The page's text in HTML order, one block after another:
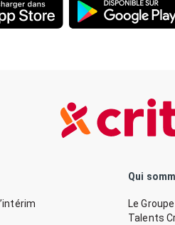
Qui
Le
Talents